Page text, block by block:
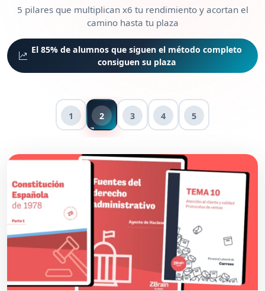
5 pilares que multiplican x6 tu rendimiento y acortan el
camino hasta tu plaza
El 85% de alumnos que siguen el método completo
consiguen su plaza
1 2 3 4 5